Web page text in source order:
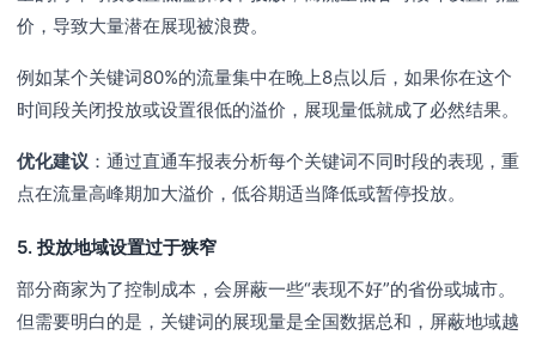
价，导致大量潜在展现被浪费。
例如某个关键词80%的流量集中在晚上8点以后，如果你在这个
时间段关闭投放或设置很低的溢价，展现量低就成了必然结果。
优化建议 ：通过直通车报表分析每个关键词不同时段的表现，重
点在流量高峰期加大溢价，低谷期适当降低或暂停投放。
5. 投放地域设置过于狭窄
部分商家为了控制成本，会屏蔽一些“表现不好”的省份或城市。
但需要明白的是，关键词的展现量是全国数据总和，屏蔽地域越